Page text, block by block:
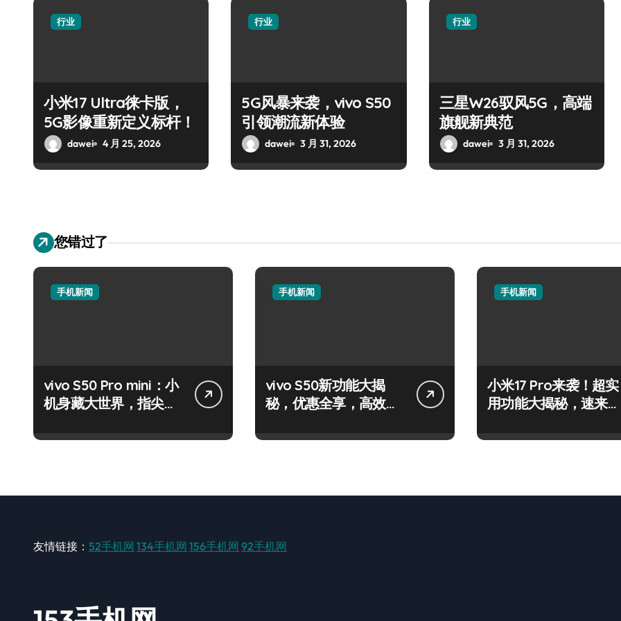
行业
小米17 Ultra徕卡版，
5G影像重新定义标杆！
dawei 4 月 25, 2026
行业
5G风暴来袭，vivo S50
引领潮流新体验
dawei 3 月 31, 2026
行业
三星W26驭风5G，高端
旗舰新典范
dawei 3 月 31, 2026
您错过了
手机新闻
vivo S50 Pro mini：小
机身藏大世界，指尖资
手机新闻
vivo S50新功能大揭
秘，优惠全享，高效玩
手机新闻
小米17 Pro来袭！超实
用功能大揭秘，速来围
友情链接： 52手机网 134手机网 156手机网 92手机网